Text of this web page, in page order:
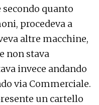
quanto
procedeva a
altre macchine,
non stava
invece andando
via Commerciale.
un cartello